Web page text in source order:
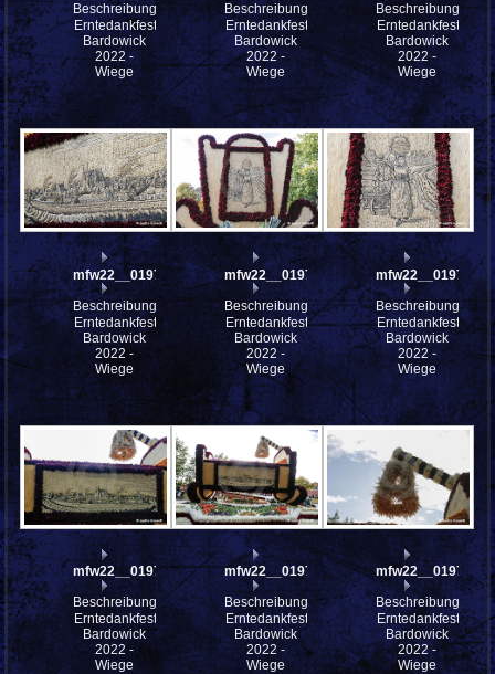
Beschreibung:
Erntedankfest
Bardowick
2022 -
Wiege
Beschreibung:
Erntedankfest
Bardowick
2022 -
Wiege
Beschreibung:
Erntedankfest
Bardowick
2022 -
Wiege
mfw22__0197923
Beschreibung:
Erntedankfest
Bardowick
2022 -
Wiege
mfw22__0197922
Beschreibung:
Erntedankfest
Bardowick
2022 -
Wiege
mfw22__0197921
Beschreibung:
Erntedankfest
Bardowick
2022 -
Wiege
mfw22__0197919
Beschreibung:
Erntedankfest
Bardowick
2022 -
Wiege
mfw22__0197918
Beschreibung:
Erntedankfest
Bardowick
2022 -
Wiege
mfw22__0197917
Beschreibung:
Erntedankfest
Bardowick
2022 -
Wiege